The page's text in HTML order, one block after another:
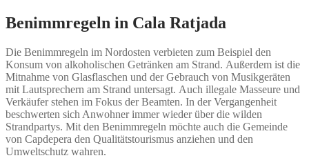
Benimmregeln in Cala Ratjada
Die Benimmregeln im Nordosten verbieten zum Beispiel den
Konsum von alkoholischen Getränken am Strand. Außerdem ist die
Mitnahme von Glasflaschen und der Gebrauch von Musikgeräten
mit Lautsprechern am Strand untersagt. Auch illegale Masseure und
Verkäufer stehen im Fokus der Beamten. In der Vergangenheit
beschwerten sich Anwohner immer wieder über die wilden
Strandpartys. Mit den Benimmregeln möchte auch die Gemeinde
von Capdepera den Qualitätstourismus anziehen und den
Umweltschutz wahren.